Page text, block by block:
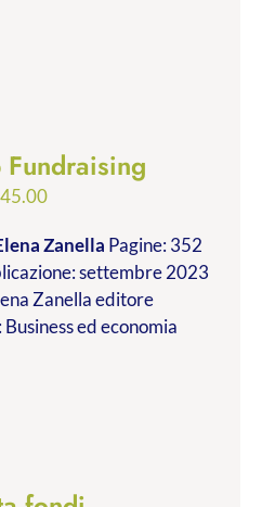
Fundraising
45.00Fascia
prezzo:
da
€24.99
a
Zanella Pagine: 352
settembre 2023
Zanella editore
ed economia